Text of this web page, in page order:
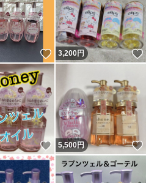
いいね！
3,200円
いいね！
5,500円